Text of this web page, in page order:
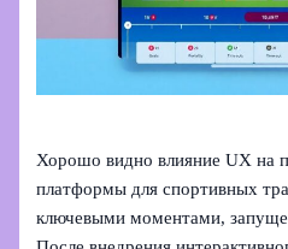
Хорошо видно влияние UX на
платформы для спортивных
ключевыми моментами,